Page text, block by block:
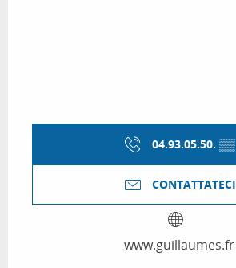
04.93.05.50. ▒▒
CONTATTATECI
www.guillaumes.fr